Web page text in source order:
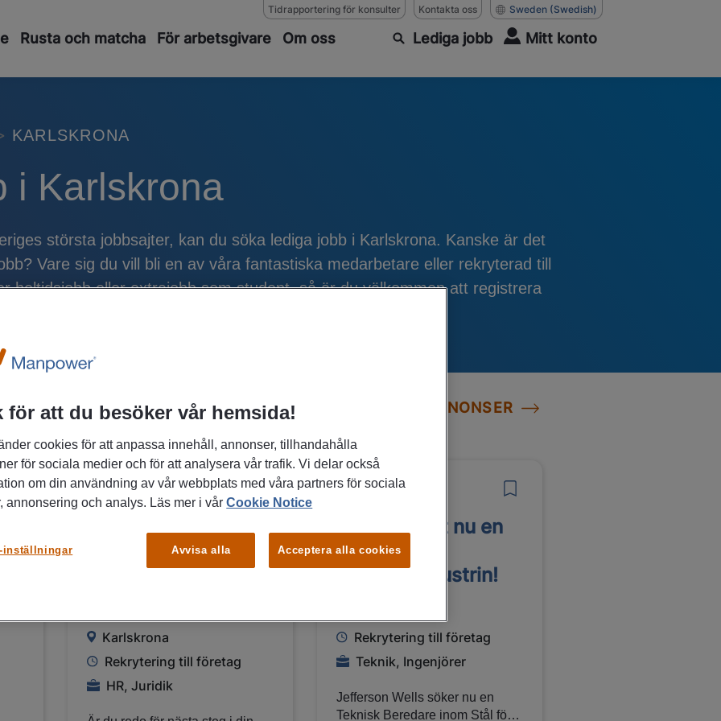
Tidrapportering för konsulter Kontakta oss Sweden (Swedish)
Rusta och matcha För arbetsgivare Om oss Lediga jobb Mitt konto
KARLSKRONA
i Karlskrona
största jobbsajter, kan du söka lediga jobb i Karlskrona. Kanske är det
Vare sig du vill bli en av våra fantastiska medarbetare eller rekryterad till
heltidsjobb eller extrajobb som student, så är du välkommen att registrera
SE ALLA JOBBANNONSER
FÅ MAIL OM LIKNANDE
JOBB
|
29/07/2026
inom HR? Anmäl
intresse här! |
Karlskrona
Rekrytering till företag
HR, Juridik
29/07/2026
Vi söker just nu en
ingenjör till
försvarsindustrin!
Rekrytering till företag
Teknik, Ingenjörer
Jefferson Wells söker nu en
Teknisk Beredare inom Stål för
för att du besöker vår hemsida!
cookies för att anpassa innehåll, annonser, tillhandahålla
för sociala medier och för att analysera vår trafik. Vi delar också
om din användning av vår webbplats med våra partners för sociala
annonsering och analys. Läs mer i vårCookie Notice
Avvisa alla Acceptera alla cookies
inställningar